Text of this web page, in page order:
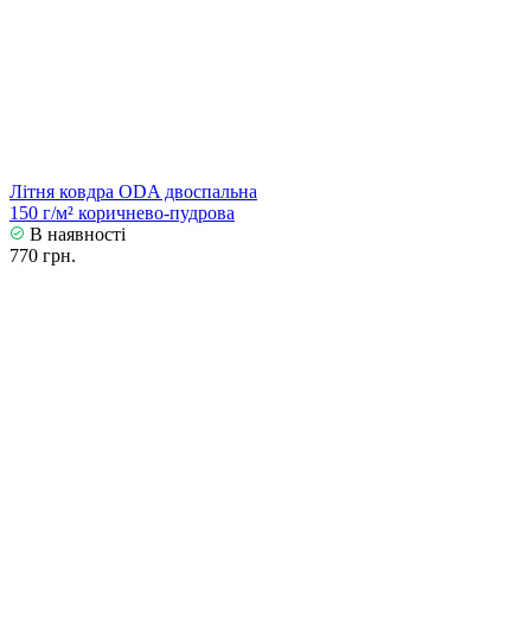
Літня ковдра ODA двоспальна
150 г/м² коричнево-пудрова
В наявності
770 грн.